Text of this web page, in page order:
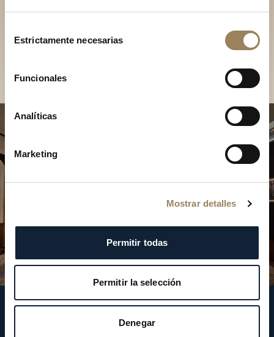
Estrictamente necesarias
Funcionales
Analíticas
Marketing
Mostrar detalles
Permitir todas
Permitir la selección
Denegar
Descubra nuestras
colecciones en boutique